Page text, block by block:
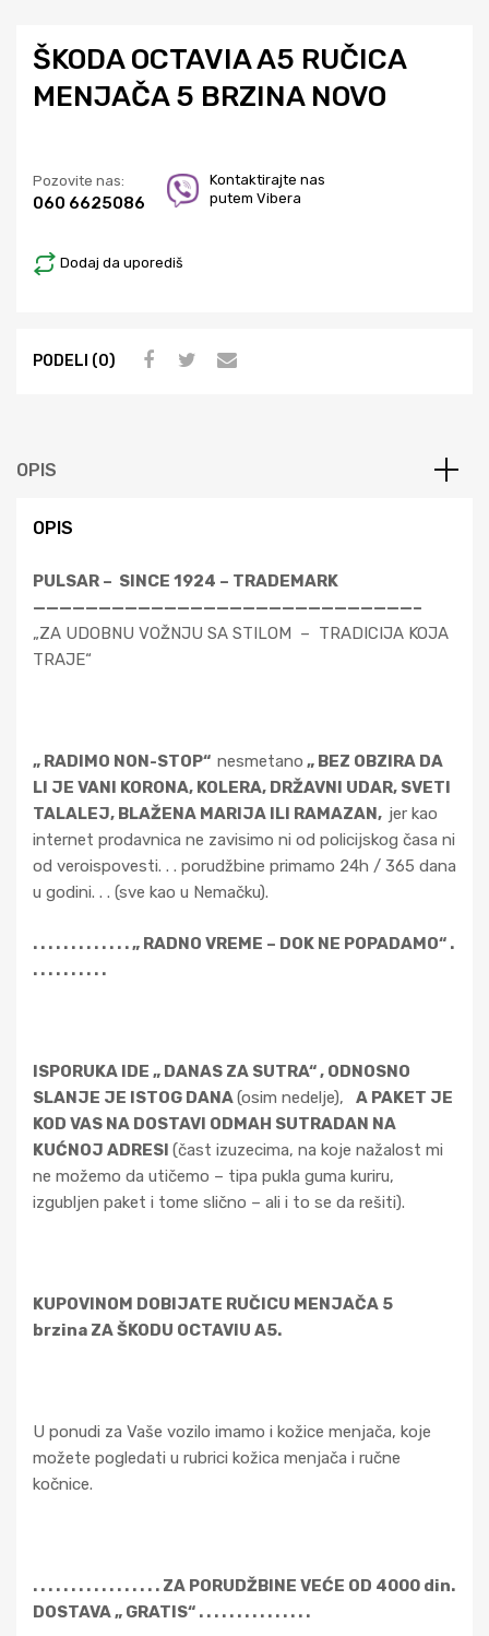
ŠKODA OCTAVIA A5 RUČICA
MENJAČA 5 BRZINA NOVO
Dodaj da uporediš
Pozovite nas:
060 6625086
Kontaktirajte nas
putem Vibera
PODELI (0)
OPIS
OPIS
PULSAR – SINCE 1924 – TRADEMARK
—————————————————————————————–
„ZA UDOBNU VOŽNJU SA STILOM – TRADICIJA KOJA
TRAJE“
„ RADIMO NON-STOP“ nesmetano „ BEZ OBZIRA DA
LI JE VANI KORONA, KOLERA, DRŽAVNI UDAR, SVETI
TALALEJ, BLAŽENA MARIJA ILI RAMAZAN, jer kao
internet prodavnica ne zavisimo ni od policijskog časa ni
od veroispovesti. . . porudžbine primamo 24h / 365 dana
u godini. . . (sve kao u Nemačku).
. . . . . . . . . . . . . „ RADNO VREME – DOK NE POPADAMO“ .
. . . . . . . . . .
ISPORUKA IDE „ DANAS ZA SUTRA“ , ODNOSNO
SLANJE JE ISTOG DANA(osim nedelje),
A PAKET JE
KOD VAS NA DOSTAVI ODMAH SUTRADAN NA
KUĆNOJ ADRESI (čast izuzecima, na koje nažalost mi
ne možemo da utičemo – tipa pukla guma kuriru,
izgubljen paket i tome slično – ali i to se da rešiti).
KUPOVINOM DOBIJATE RUČICU MENJAČA 5
brzina ZA ŠKODU OCTAVIU A5.
U ponudi za Vaše vozilo imamo i kožice menjača, koje
možete pogledati u rubrici kožica menjača i ručne
kočnice.
. . . . . . . . . . . . . . . . . ZA PORUDŽBINE VEĆE OD 4000 din.
DOSTAVA „ GRATIS“ . . . . . . . . . . . . . . .